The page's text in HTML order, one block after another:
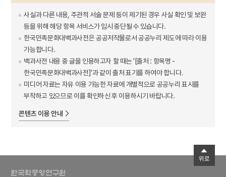
사실과 다른 내용, 주관적 서술 문제 등이 제기된 경우 사실 확인 및 보완
등을 위해 해당 항목 서비스가 임시 중단될 수 있습니다.
한국민족문화대백과사전은 공공저작물로서 공공누리 제도에 따라 이용
가능합니다.
백과사전 내용 중 글을 인용하고자 할 때는 '[출처 : 항목명 -
한국민족문화대백과사전]'과 같이 출처 표기를 하여야 합니다.
미디어 자료는 자유 이용 가능한 자료에 개별적으로 공공누리 표시를
부착하고 있으므로 이를 확인하신 후 이용하시기 바랍니다.
콘텐츠 이용 안내
위로